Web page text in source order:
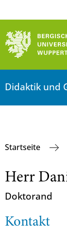
Didaktik und
Startseite
Herr
Doktorand
Kontakt